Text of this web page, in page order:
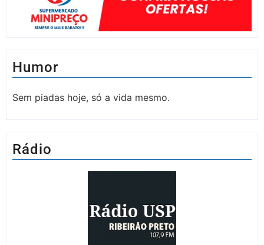
Humor
Sem piadas hoje, só a vida mesmo.
Rádio